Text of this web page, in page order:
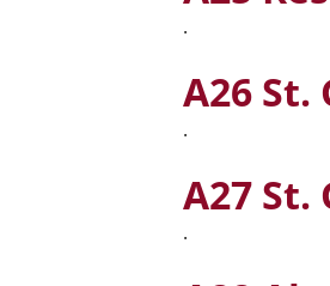
.
A26 St.
.
A27 St.
.